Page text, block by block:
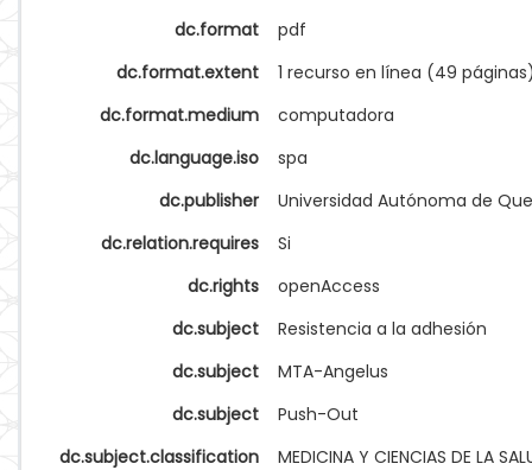
dc.format
pdf
dc.format.extent
1 recurso en línea (49
dc.format.medium
computadora
dc.language.iso
spa
dc.publisher
Universidad Autónoma de
dc.relation.requires
Si
dc.rights
openAccess
dc.subject
Resistencia a la adhesión
dc.subject
MTA-Angelus
dc.subject
Push-Out
dc.subject.classification
MEDICINA Y CIENCIAS DE LA